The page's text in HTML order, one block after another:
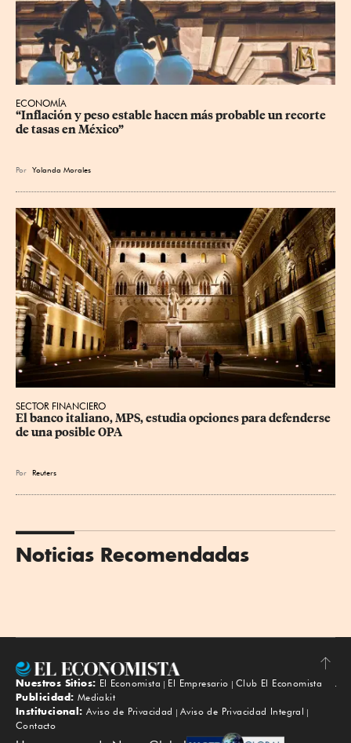
ECONOMÍA
“Inflación y peso estable hacen más probable un recorte
de tasas en México”
Por Yolanda Morales
SECTOR FINANCIERO
El banco italiano, MPS, estudia opciones para defenderse
de una posible OPA
Por Reuters
Noticias Recomendadas
Subir
Nuestros Sitios: El Economista El Empresario
Club El Economista
Publicidad: Mediakit
Institucional: Aviso de Privacidad
Aviso de Privacidad Integral
Contacto